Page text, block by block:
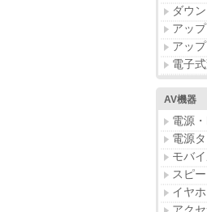
ダウ
アッ
アッ
電子
AV機器
電源
電源
モバ
スピ
イヤ